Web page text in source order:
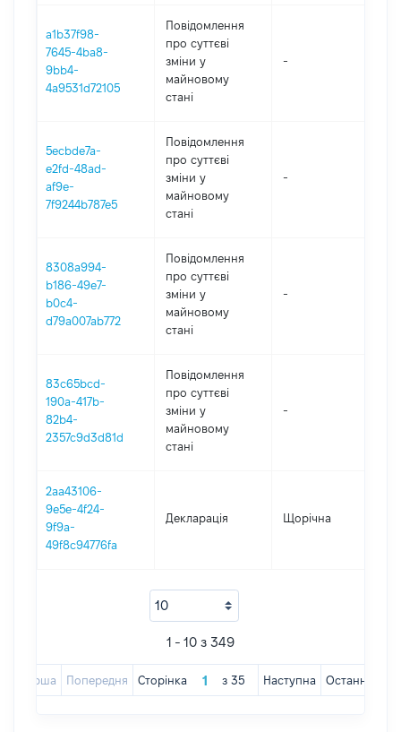
a1b37f98-
7645-4ba8-
9bb4-
4a9531d72105
Повідомлення
про суттєві
зміни y
майновому
стані
-
5ecbde7a-
e2fd-48ad-
af9e-
7f9244b787e5
Повідомлення
про суттєві
зміни y
майновому
стані
-
8308a994-
b186-49e7-
b0c4-
d79a007ab772
Повідомлення
про суттєві
зміни y
майновому
стані
-
83c65bcd-
190a-417b-
82b4-
2357c9d3d81d
Повідомлення
про суттєві
зміни y
майновому
стані
-
2aa43106-
9e5e-4f24-
9f9a-
49f8c94776fa
Декларація Щорічна
1 - 10 з 349
Перша Попередня Сторінка з 35 Наступна Остання